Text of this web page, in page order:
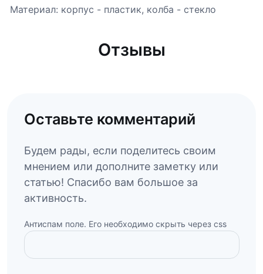
Материал: корпус - пластик, колба - стекло
Отзывы
Оставьте комментарий
Будем рады, если поделитесь своим
мнением или дополните заметку или
статью! Спасибо вам большое за
активность.
Антиспам поле. Его необходимо скрыть через css